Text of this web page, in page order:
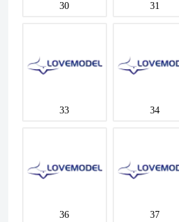
30 31
33 34
36 37